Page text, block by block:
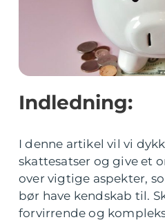
Indledning:
I denne artikel vil vi
skattesatser og give et
over vigtige aspekter,
bør have kendskab til.
forvirrende og